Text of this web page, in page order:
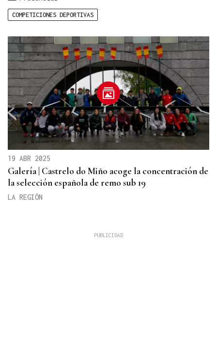
COMPETICIONES DEPORTIVAS
19 ABR 2025
Galería | Castrelo do Miño acoge la concentración de
la selección española de remo sub 19
LA REGIÓN